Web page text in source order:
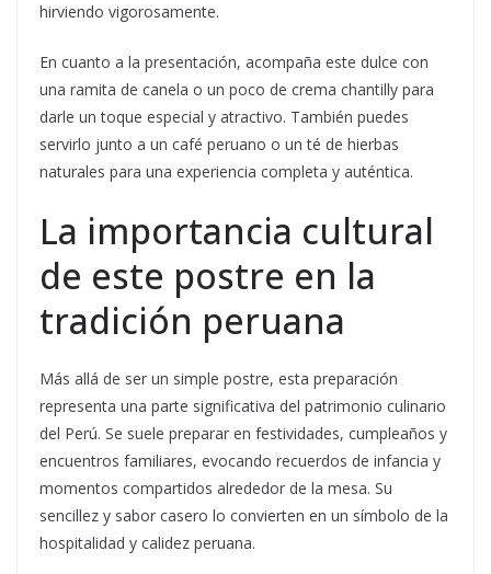
hirviendo vigorosamente.
En cuanto a la presentación, acompaña este dulce con
una ramita de canela o un poco de crema chantilly para
darle un toque especial y atractivo. También puedes
servirlo junto a un café peruano o un té de hierbas
naturales para una experiencia completa y auténtica.
La importancia cultural
de este postre en la
tradición peruana
Más allá de ser un simple postre, esta preparación
representa una parte significativa del patrimonio culinario
del Perú. Se suele preparar en festividades, cumpleaños y
encuentros familiares, evocando recuerdos de infancia y
momentos compartidos alrededor de la mesa. Su
sencillez y sabor casero lo convierten en un símbolo de la
hospitalidad y calidez peruana.